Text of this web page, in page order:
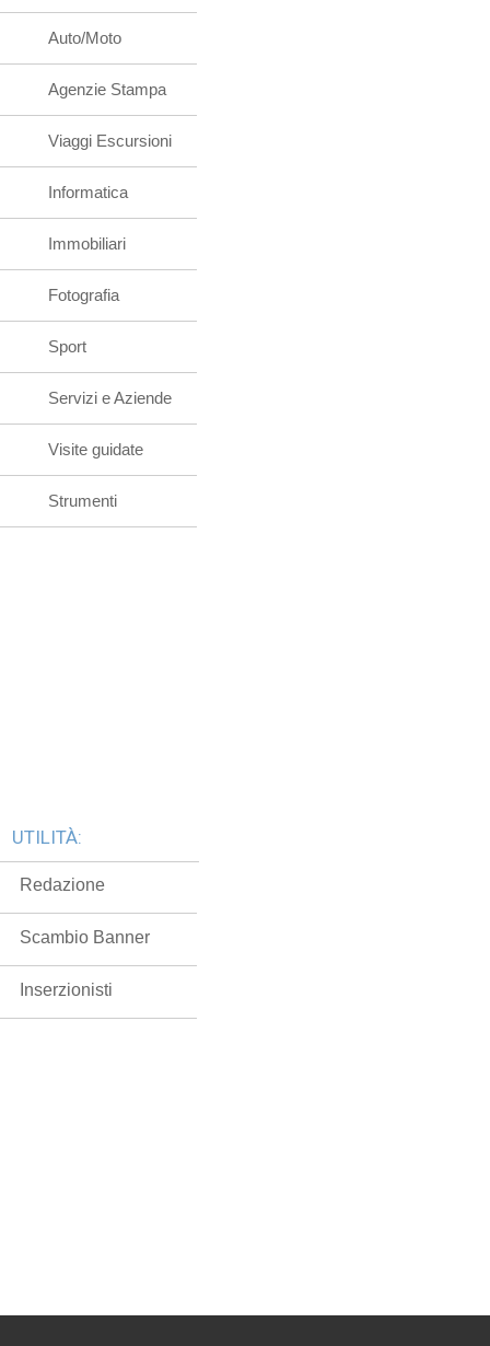
Auto/Moto
Agenzie Stampa
Viaggi Escursioni
Informatica
Immobiliari
Fotografia
Sport
Servizi e Aziende
Visite guidate
Strumenti
UTILITÀ:
Redazione
Scambio Banner
Inserzionisti